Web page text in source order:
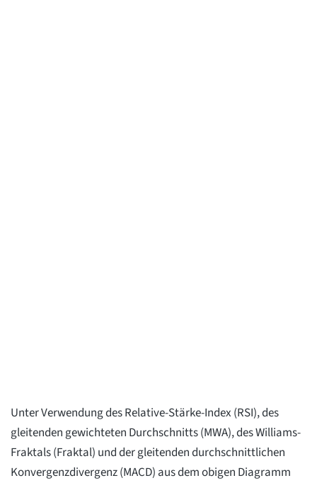
Unter Verwendung des Relative-Stärke-Index (RSI), des
gleitenden gewichteten Durchschnitts (MWA), des Williams-
Fraktals (Fraktal) und der gleitenden durchschnittlichen
Konvergenzdivergenz (MACD) aus dem obigen Diagramm